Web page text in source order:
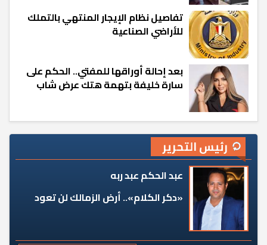
تفاصيل نظام الإيجار المنتهي بالتملك
للأراضي الصناعية
بعد إحالة أوراقها للمفتي.. الحكم على
سارة خليفة بتهمة هتك عرض شاب
رئيس التحرير
عبد الحكم عبد ربه
«دكر الكلام».. أرض الزمالك لن تعود